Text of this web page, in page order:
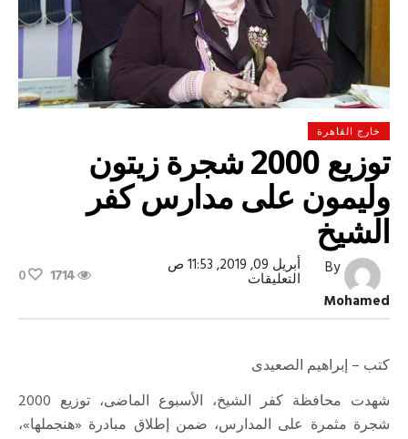
خارج القاهرة
توزيع 2000 شجرة زيتون
وليمون على مدارس كفر
الشيخ
By
Mohamed
أبريل 09, 2019, 11:53 ص
التعليقاتعلى
شجرة
على
كفر
الشيخ
مغلقة
1714
0
كتب – إبراهيم الصعيدى
شهدت محافظة كفر الشيخ، الأسبوع الماضى، توزيع 2000
شجرة مثمرة على المدارس، ضمن إطلاق مبادرة «هنجملها»،